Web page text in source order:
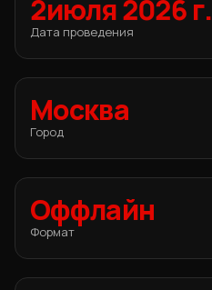
2июля 2026 г.
Дата проведения
Москва
Город
Оффлайн
Формат